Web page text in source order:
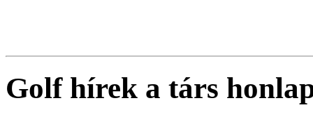
Golf hírek a társ